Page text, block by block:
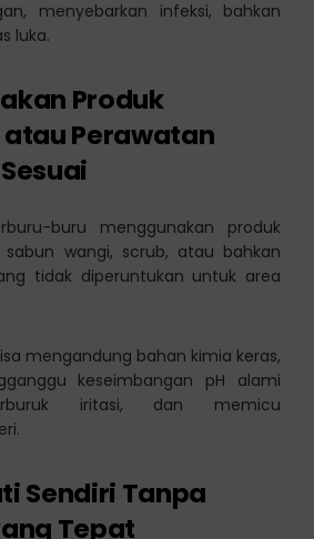
menyebarkan infeksi, bahkan
luka.
Produk
Perawatan
buru menggunakan produk
wangi, scrub, atau bahkan
tidak diperuntukan untuk area
mengandung bahan kimia keras,
keseimbangan pH alami
iritasi, dan memicu
Sendiri Tanpa
Tepat